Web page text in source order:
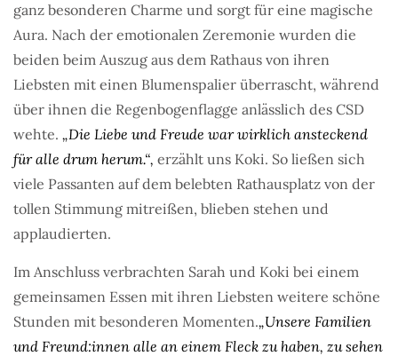
ganz besonderen Charme und sorgt für eine magische
Aura. Nach der emotionalen Zeremonie wurden die
beiden beim Auszug aus dem Rathaus von ihren
Liebsten mit einen Blumenspalier überrascht, während
über ihnen die Regenbogenflagge anlässlich des CSD
wehte. „Die Liebe und Freude war wirklich ansteckend
für alle drum herum.“, erzählt uns Koki. So ließen sich
viele Passanten auf dem belebten Rathausplatz von der
tollen Stimmung mitreißen, blieben stehen und
applaudierten.
Im Anschluss verbrachten Sarah und Koki bei einem
gemeinsamen Essen mit ihren Liebsten weitere schöne
Stunden mit besonderen Momenten.„Unsere Familien
und Freund:innen alle an einem Fleck zu haben, zu sehen